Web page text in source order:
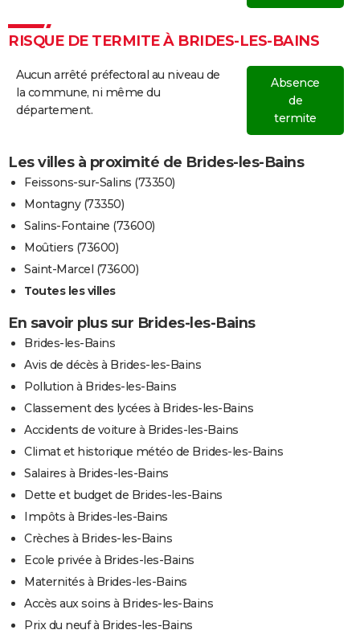
RISQUE DE TERMITE À BRIDES-LES-BAINS
Aucun arrêté préfectoral au niveau de
la commune, ni même du
département.
Absence
de
termite
Les villes à proximité de Brides-les-Bains
Feissons-sur-Salins (73350)
Montagny (73350)
Salins-Fontaine (73600)
Moûtiers (73600)
Saint-Marcel (73600)
Toutes les villes
En savoir plus sur Brides-les-Bains
Brides-les-Bains
Avis de décès à Brides-les-Bains
Pollution à Brides-les-Bains
Classement des lycées à Brides-les-Bains
Accidents de voiture à Brides-les-Bains
Climat et historique météo de Brides-les-Bains
Salaires à Brides-les-Bains
Dette et budget de Brides-les-Bains
Impôts à Brides-les-Bains
Crèches à Brides-les-Bains
Ecole privée à Brides-les-Bains
Maternités à Brides-les-Bains
Accès aux soins à Brides-les-Bains
Prix du neuf à Brides-les-Bains